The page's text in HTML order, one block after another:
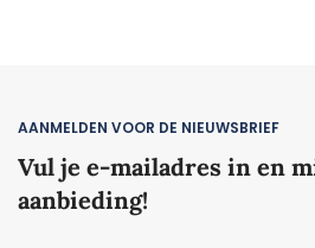
AANMELDEN VOOR DE NIEUWSBRIEF
Vul je e-mailadres in en
aanbieding!